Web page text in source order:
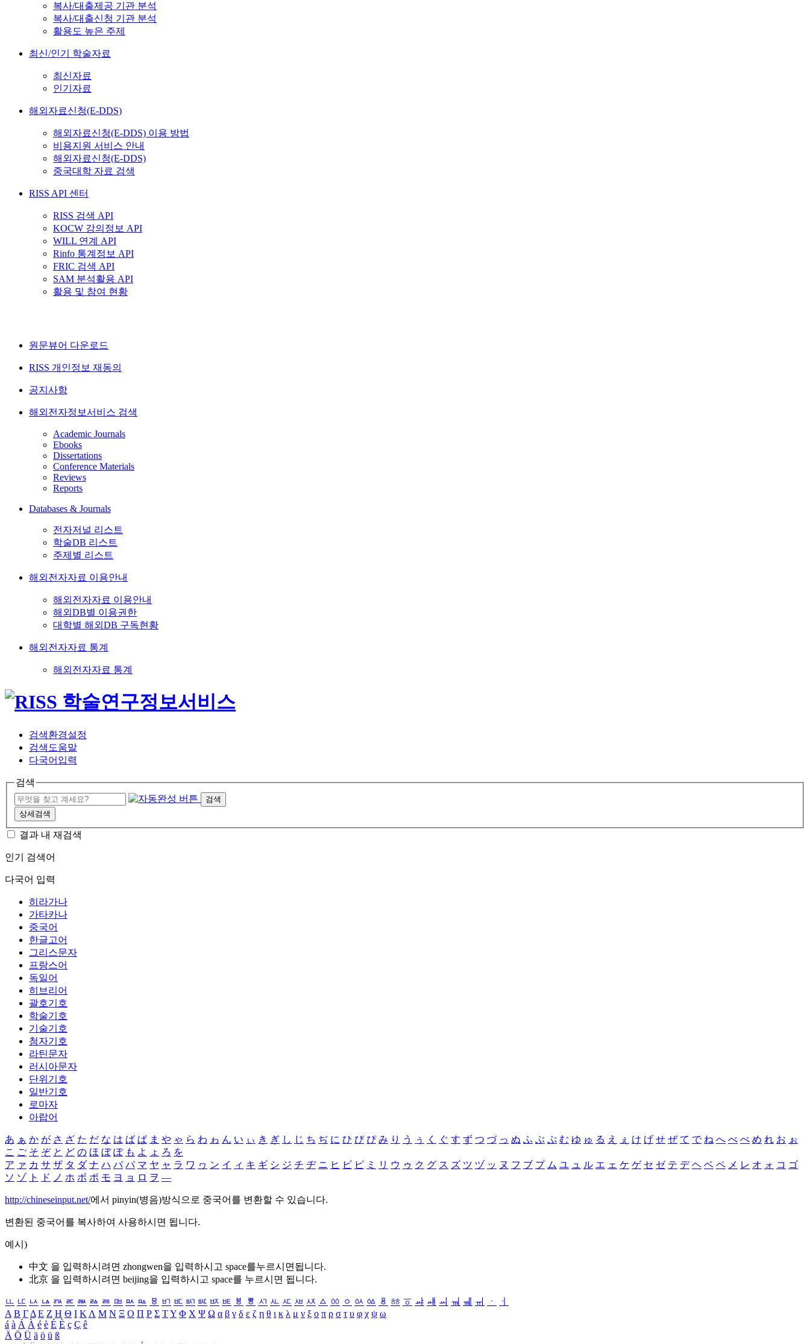
복사/대출제공 기관 분석
복사/대출신청 기관 분석
활용도 높은 주제
최신/인기 학술자료
최신자료
인기자료
해외자료신청(E-DDS)
해외자료신청(E-DDS) 이용 방법
비용지원 서비스 안내
해외자료신청(E-DDS)
중국대학 자료 검색
RISS API 센터
RISS 검색 API
KOCW 강의정보 API
WILL 연계 API
Rinfo 통계정보 API
FRIC 검색 API
SAM 분석활용 API
활용 및 참여 현황
원문뷰어 다운로드
RISS 개인정보 재동의
공지사항
해외전자정보서비스 검색
Academic Journals
Ebooks
Dissertations
Conference Materials
Reviews
Reports
Databases & Journals
전자저널 리스트
학술DB 리스트
주제별 리스트
해외전자자료 이용안내
해외전자자료 이용안내
해외DB별 이용권한
대학별 해외DB 구독현황
해외전자자료 통계
해외전자자료 통계
검색환경설정
검색도움말
다국어입력
검색
검색
상세검색
결과 내 재검색
인기 검색어
다국어 입력
히라가나
가타카나
중국어
한글고어
그리스문자
프랑스어
독일어
히브리어
괄호기호
학술기호
기술기호
첨자기호
라틴문자
러시아문자
단위기호
일반기호
로마자
아랍어
あ ぁ か が さ ざ た だ な は ば ぱ ま や ゃ ら わ ゎ ん い ぃ き ぎ し じ ち ぢ に ひ び ぴ み り う ぅ く ぐ す ず つ づ っ ぬ ふ ぶ ぷ む ゆ ゅ る え ぇ け げ せ ぜ て で ね へ べ ぺ め れ お ぉ
こ ご そ ぞ と ど の ほ ぼ ぽ も よ ょ ろ を
ア ァ カ サ ザ タ ダ ナ ハ バ パ マ ヤ ャ ラ ワ ヮ ン イ ィ キ ギ シ ジ チ ヂ ニ ヒ ビ ピ ミ リ ウ ゥ ク グ ス ズ ツ ヅ ッ ヌ フ ブ プ ム ユ ュ ル エ ェ ケ ゲ セ ゼ テ デ ヘ ベ ペ メ レ オ ォ コ ゴ
ソ ゾ ト ド ノ ホ ボ ポ モ ヨ ョ ロ ヲ ―
http://chineseinput.net/에서 pinyin(병음)방식으로 중국어를 변환할 수 있습니다.
변환된 중국어를 복사하여 사용하시면 됩니다.
예시)
中文 을 입력하시려면 zhongwen을 입력하시고 space를누르시면됩니다.
北京 을 입력하시려면 beijing을 입력하시고 space를 누르시면 됩니다.
ㅥ ㅦ ㅧ ㅨ ㅩ ㅪ ㅫ ㅬ ㅭ ㅮ ㅯ ㅰ ㅱ ㅲ ㅳ ㅴ ㅵ ㅶ ㅷ ㅸ ㅹ ㅺ ㅻ ㅼ ㅽ ㅾ ㅿ ㆀ ㆁ ㆂ ㆃ ㆄ ㆅ ㆆ ㆇ ㆈ ㆉ ㆊ ㆋ ㆌ ㆍ
ㆎ
Α Β ΓΔ Ε Ζ Η Θ Ι ΚΛ Μ Ν Ξ Ο Π Ρ Σ ΤΥ Φ Χ Ψ Ω α β γ δ ε ζ η θ ι κ λ μ ν ξ ο π ρ σ τ υ φ χ ψ ω
á à Á À é è É È ç Ç ê
Ä Ö Ü ä ö ü ß